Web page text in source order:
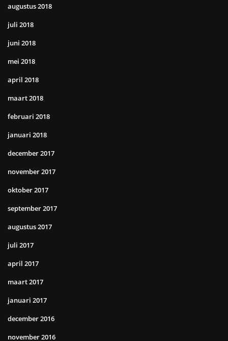
augustus 2018
juli 2018
juni 2018
mei 2018
april 2018
maart 2018
februari 2018
januari 2018
december 2017
november 2017
oktober 2017
september 2017
augustus 2017
juli 2017
april 2017
maart 2017
januari 2017
december 2016
november 2016